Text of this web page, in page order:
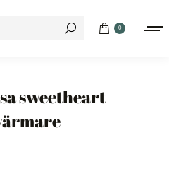
0
sweetheart